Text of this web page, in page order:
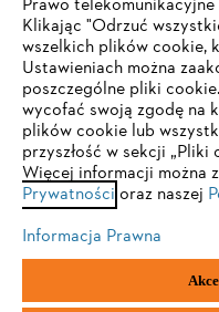
Serwis
Polityka prywatności
Informacje prawne
"ANDREAS STIHL" SP. Z
TWOJA
OBSŁUGIWANA
Korzystasz z przeglądarki,
celu optymalnego
przejście do jednej z
Firefox
Prawo
Klikając "Odrzuć
wszelkich plików cookie,
Ustawieniach można
poszczególne pliki
wycofać swoją zgodę na
plików cookie lub
przyszłość w sekcji
Więcej informacji można
Prywatności oraz naszej
Informacja Prawna